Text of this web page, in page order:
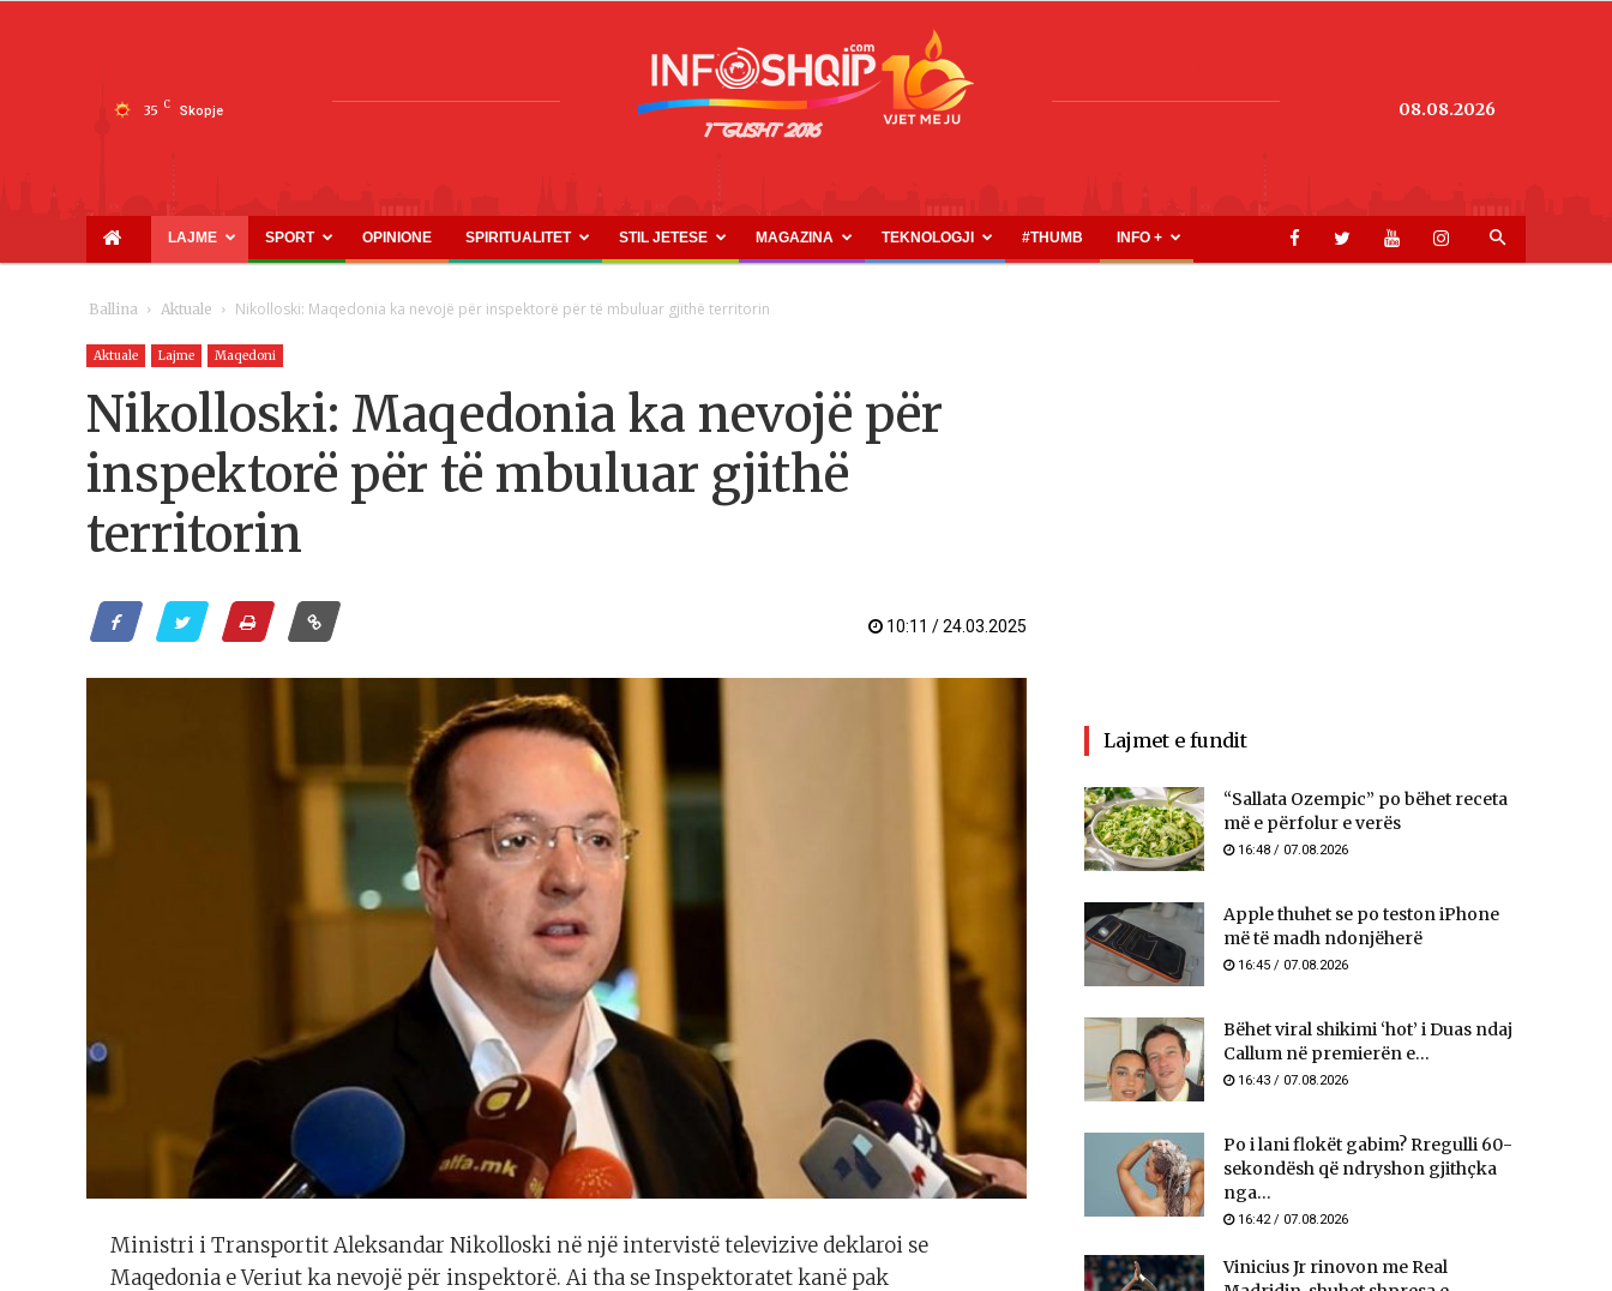
35 C Skopje
INFOSHQIP.COM
08.08.2026
LAJME SPORT OPINIONE SPIRITUALITET STIL JETESE MAGAZINA TEKNOLOGJI #THUMB INFO +
Ballina Aktuale Nikolloski: Maqedonia ka nevojë për inspektorë për të mbuluar gjithë territorin
Aktuale Lajme Maqedoni
Nikolloski: Maqedonia ka nevojë për
inspektorë për të mbuluar gjithë
territorin
10:11 / 24.03.2025
Ministri i Transportit Aleksandar Nikolloski në një intervistë televizive deklaroi se
Maqedonia e Veriut ka nevojë për inspektorë. Ai tha se Inspektoratet kanë pak
Lajmet e fundit
“Sallata Ozempic” po bëhet receta
më e përfolur e verës
16:48 / 07.08.2026
Apple thuhet se po teston iPhone
më të madh ndonjëherë
16:45 / 07.08.2026
Bëhet viral shikimi ‘hot’ i Duas ndaj
Callum në premierën e...
16:43 / 07.08.2026
Po i lani flokët gabim? Rregulli 60-
sekondësh që ndryshon gjithçka
nga...
16:42 / 07.08.2026
Vinicius Jr rinovon me Real